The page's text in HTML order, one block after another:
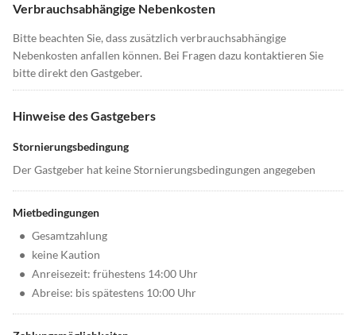
Verbrauchsabhängige Nebenkosten
Bitte beachten Sie, dass zusätzlich verbrauchsabhängige
Nebenkosten anfallen können. Bei Fragen dazu kontaktieren Sie
bitte direkt den Gastgeber.
Hinweise des Gastgebers
Stornierungsbedingung
Der Gastgeber hat keine Stornierungsbedingungen angegeben
Mietbedingungen
• Gesamtzahlung
• keine Kaution
• Anreisezeit: frühestens 14:00 Uhr
• Abreise: bis spätestens 10:00 Uhr